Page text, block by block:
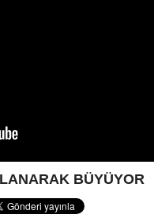
BÜYÜYOR